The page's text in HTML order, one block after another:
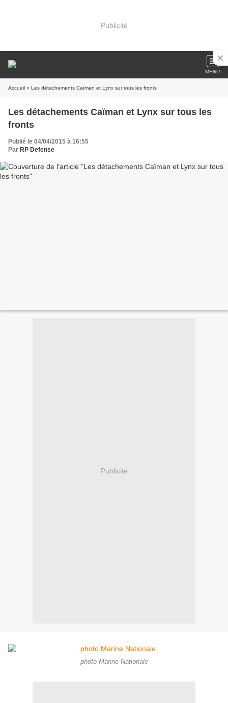
Publicité
MENU
Accueil » Les détachements Caïman et Lynx sur tous les fronts
Les détachements Caïman et Lynx sur tous les
fronts
Publié le 04/04/2015 à 16:55
Par RP Defense
Publicité
photo Marine Nationale